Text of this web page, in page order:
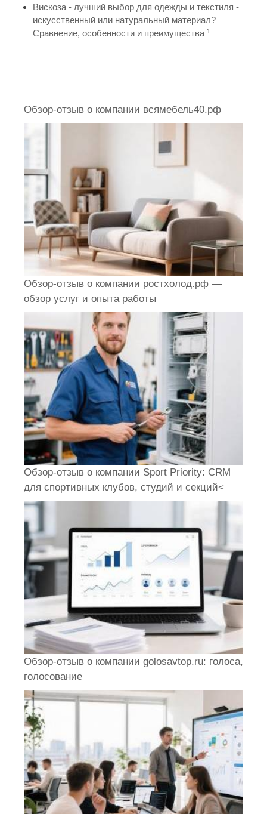
Вискоза - лучший выбор для одежды и текстиля -
искусственный или натуральный материал?
Сравнение, особенности и преимущества 1
Обзор-отзыв о компании всямебель40.рф
Обзор-отзыв о компании ростхолод.рф —
обзор услуг и опыта работы
Обзор-отзыв о компании Sport Priority: CRM
для спортивных клубов, студий и секций<
Обзор-отзыв о компании golosavtop.ru: голоса,
голосование